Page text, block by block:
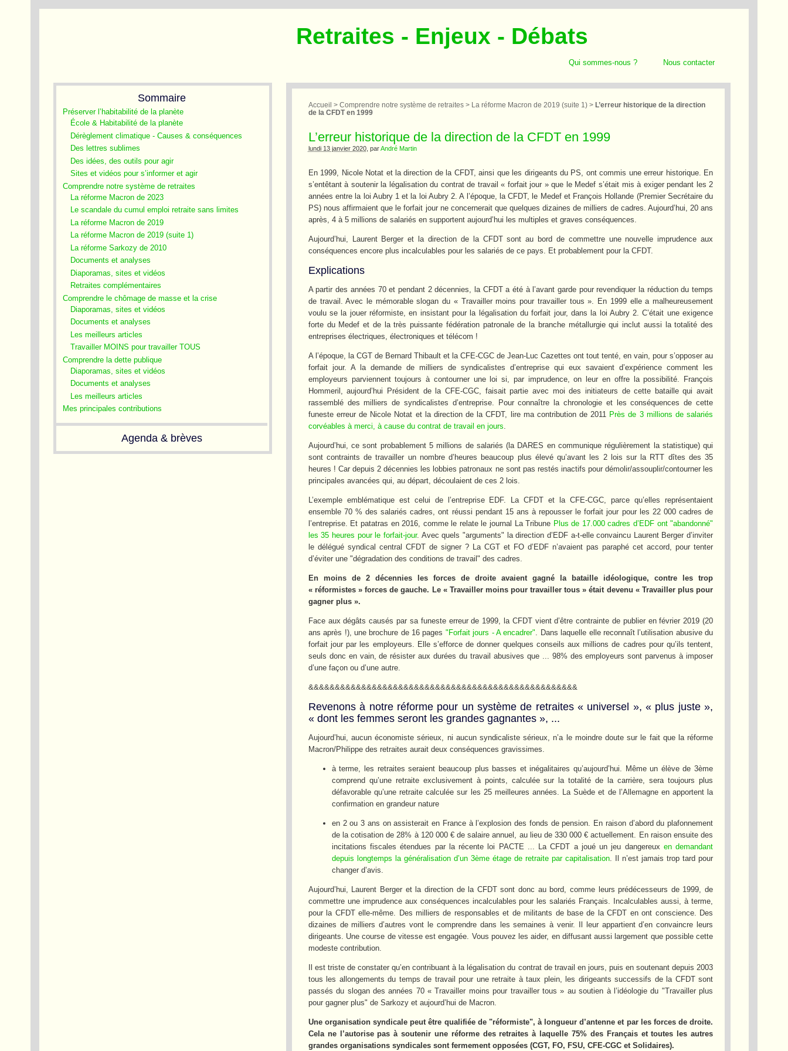
Retraites - Enjeux - Débats
Qui sommes-nous ? Nous contacter
Sommaire
Préserver l’habitabilité de la planète
École & Habitabilité de la planète
Dérèglement climatique - Causes & conséquences
Des lettres sublimes
Des idées, des outils pour agir
Sites et vidéos pour s’informer et agir
Comprendre notre système de retraites
La réforme Macron de 2023
Le scandale du cumul emploi retraite sans limites
La réforme Macron de 2019
La réforme Macron de 2019 (suite 1)
La réforme Sarkozy de 2010
Documents et analyses
Diaporamas, sites et vidéos
Retraites complémentaires
Comprendre le chômage de masse et la crise
Diaporamas, sites et vidéos
Documents et analyses
Les meilleurs articles
Travailler MOINS pour travailler TOUS
Comprendre la dette publique
Diaporamas, sites et vidéos
Documents et analyses
Les meilleurs articles
Mes principales contributions
Agenda & brèves
Accueil > Comprendre notre système de retraites> La réforme Macron de 2019 (suite 1)> L’erreur historique de la direction
de la CFDT en 1999
L’erreur historique de la direction de la CFDT en 1999
lundi 13 janvier 2020, parAndré Martin
En 1999, Nicole Notat et la direction de la CFDT, ainsi que les dirigeants du PS, ont commis une erreur historique. En
s’entêtant à soutenir la légalisation du contrat de travail « forfait jour » que le Medef s’était mis à exiger pendant les 2
années entre la loi Aubry 1 et la loi Aubry 2. A l’époque, la CFDT, le Medef et François Hollande (Premier Secrétaire du
PS) nous affirmaient que le forfait jour ne concernerait que quelques dizaines de milliers de cadres. Aujourd’hui, 20 ans
après, 4 à 5 millions de salariés en supportent aujourd’hui les multiples et graves conséquences.
Aujourd’hui, Laurent Berger et la direction de la CFDT sont au bord de commettre une nouvelle imprudence aux
conséquences encore plus incalculables pour les salariés de ce pays. Et probablement pour la CFDT.
Explications
A partir des années 70 et pendant 2 décennies, la CFDT a été à l’avant garde pour revendiquer la réduction du temps
de travail. Avec le mémorable slogan du « Travailler moins pour travailler tous ». En 1999 elle a malheureusement
voulu se la jouer réformiste, en insistant pour la légalisation du forfait jour, dans la loi Aubry 2. C’était une exigence
forte du Medef et de la très puissante fédération patronale de la branche métallurgie qui inclut aussi la totalité des
entreprises électriques, électroniques et télécom !
A l’époque, la CGT de Bernard Thibault et la CFE-CGC de Jean-Luc Cazettes ont tout tenté, en vain, pour s’opposer au
forfait jour. A la demande de milliers de syndicalistes d’entreprise qui eux savaient d’expérience comment les
employeurs parviennent toujours à contourner une loi si, par imprudence, on leur en offre la possibilité. François
Hommeril, aujourd’hui Président de la CFE-CGC, faisait partie avec moi des initiateurs de cette bataille qui avait
rassemblé des milliers de syndicalistes d’entreprise. Pour connaître la chronologie et les conséquences de cette
funeste erreur de Nicole Notat et la direction de la CFDT, lire ma contribution de 2011
Près de 3 millions de salariés
corvéables à merci, à cause du contrat de travail en jours
Aujourd’hui, ce sont probablement 5 millions de salariés (la DARES en communique régulièrement la statistique) qui
sont contraints de travailler un nombre d’heures beaucoup plus élevé qu’avant les 2 lois sur la RTT dîtes des 35
heures ! Car depuis 2 décennies les lobbies patronaux ne sont pas restés inactifs pour démolir/assouplir/contourner les
principales avancées qui, au départ, découlaient de ces 2 lois.
L’exemple emblématique est celui de l’entreprise EDF. La CFDT et la CFE-CGC, parce qu’elles représentaient
ensemble 70 % des salariés cadres, ont réussi pendant 15 ans à repousser le forfait jour pour les 22 000 cadres de
l’entreprise. Et patatras en 2016, comme le relate le journal La Tribune Plus de 17.000 cadres d’EDF ont "abandonné"
les 35 heures pour le forfait-jour. Avec quels "arguments" la direction d’EDF a-t-elle convaincu Laurent Berger d’inviter
le délégué syndical central CFDT de signer ? La CGT et FO d’EDF n’avaient pas paraphé cet accord, pour tenter
d’éviter une "dégradation des conditions de travail" des cadres.
En moins de 2 décennies les forces de droite avaient gagné la bataille idéologique, contre les trop
« réformistes » forces de gauche. Le « Travailler moins pour travailler tous » était devenu « Travailler plus pour
gagner plus ».
Face aux dégâts causés par sa funeste erreur de 1999, la CFDT vient d’être contrainte de publier en février 2019 (20
ans après !), une brochure de 16 pages "Forfait jours - A encadrer" . Dans laquelle elle reconnaît l’utilisation abusive du
forfait jour par les employeurs. Elle s’efforce de donner quelques conseils aux millions de cadres pour qu’ils tentent,
seuls donc en vain, de résister aux durées du travail abusives que ... 98% des employeurs sont parvenus à imposer
d’une façon ou d’une autre.
&&&&&&&&&&&&&&&&&&&&&&&&&&&&&&&&&&&&&&&&&&&&&&&&&&&
Revenons à notre réforme pour un système de retraites « universel », « plus juste »,
« dont les femmes seront les grandes gagnantes », ...
Aujourd’hui, aucun économiste sérieux, ni aucun syndicaliste sérieux, n’a le moindre doute sur le fait que la réforme
Macron/Philippe des retraites aurait deux conséquences gravissimes.
à terme, les retraites seraient beaucoup plus basses et inégalitaires qu’aujourd’hui. Même un élève de 3ème
comprend qu’une retraite exclusivement à points, calculée sur la totalité de la carrière, sera toujours plus
défavorable qu’une retraite calculée sur les 25 meilleures années. La Suède et de l’Allemagne en apportent la
confirmation en grandeur nature
en 2 ou 3 ans on assisterait en France à l’explosion des fonds de pension. En raison d’abord du plafonnement
de la cotisation de 28% à 120 000 € de salaire annuel, au lieu de 330 000 € actuellement. En raison ensuite des
incitations fiscales étendues par la récente loi PACTE ... La CFDT a joué un jeu dangereux en demandant
depuis longtemps la généralisation d’un 3ème étage de retraite par capitalisation. Il n’est jamais trop tard pour
changer d’avis.
Aujourd’hui, Laurent Berger et la direction de la CFDT sont donc au bord, comme leurs prédécesseurs de 1999, de
commettre une imprudence aux conséquences incalculables pour les salariés Français. Incalculables aussi, à terme,
pour la CFDT elle-même. Des milliers de responsables et de militants de base de la CFDT en ont conscience. Des
dizaines de milliers d’autres vont le comprendre dans les semaines à venir. Il leur appartient d’en convaincre leurs
dirigeants. Une course de vitesse est engagée. Vous pouvez les aider, en diffusant aussi largement que possible cette
modeste contribution.
Il est triste de constater qu’en contribuant à la légalisation du contrat de travail en jours, puis en soutenant depuis 2003
tous les allongements du temps de travail pour une retraite à taux plein, les dirigeants successifs de la CFDT sont
passés du slogan des années 70 « Travailler moins pour travailler tous » au soutien à l’idéologie du "Travailler plus
pour gagner plus" de Sarkozy et aujourd’hui de Macron.
Une organisation syndicale peut être qualifiée de "réformiste", à longueur d’antenne et par les forces de droite.
Cela ne l’autorise pas à soutenir une réforme des retraites à laquelle 75% des Français et toutes les autres
grandes organisations syndicales sont fermement opposées (CGT, FO, FSU, CFE-CGC et Solidaires).